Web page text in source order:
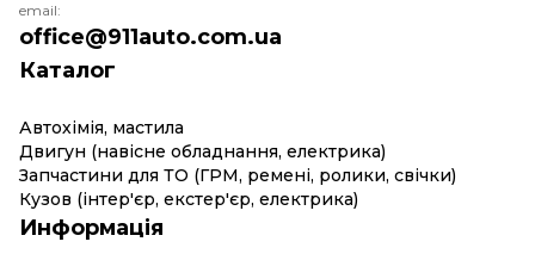
Каталог
Автохімія, мастила
Двигун (навісне обладнання, електрика)
Запчастини для ТО (ГРМ, ремені, ролики, свічки)
Кузов (інтер'єр, екстер'єр, електрика)
Информація
email:
office@911auto.com.ua